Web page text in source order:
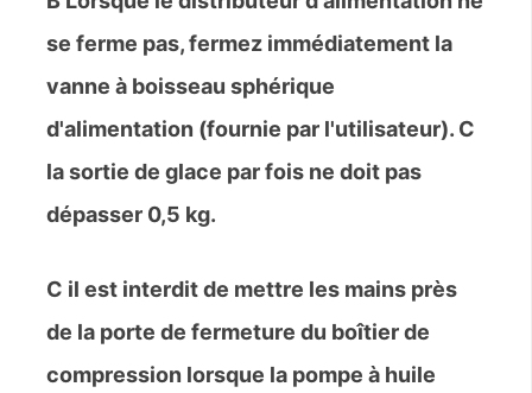
se ferme pas, fermez immédiatement la
vanne à boisseau sphérique
d'alimentation (fournie par l'utilisateur). C
la sortie de glace par fois ne doit pas
dépasser 0,5 kg.
C il est interdit de mettre les mains près
de la porte de fermeture du boîtier de
compression lorsque la pompe à huile